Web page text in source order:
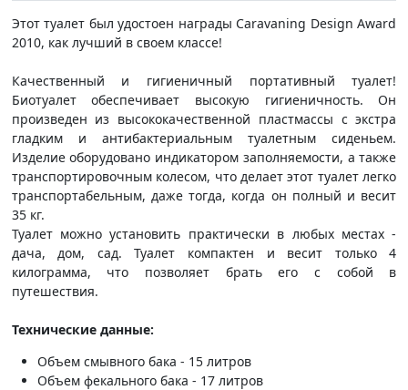
Этот туалет был удостоен награды Caravaning Design Award
2010, как лучший в своем классе!
Качественный и гигиеничный портативный туалет!
Биотуалет обеспечивает высокую гигиеничность. Он
произведен из высококачественной пластмассы с экстра
гладким и антибактериальным туалетным сиденьем.
Изделие оборудовано индикатором заполняемости, а также
транспортировочным колесом, что делает этот туалет легко
транспортабельным, даже тогда, когда он полный и весит
35 кг.
Туалет можно установить практически в любых местах -
дача, дом, сад. Туалет компактен и весит только 4
килограмма, что позволяет брать его с собой в
путешествия.
Технические данные:
Объем смывного бака - 15 литров
Объем фекального бака - 17 литров